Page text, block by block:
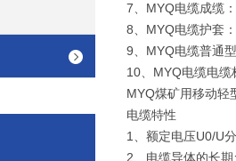
7、MYQ电缆成缆
8、MYQ电缆护套
9、MYQ电缆普通
10、MYQ电缆电
MYQ煤矿用移动轻
电缆特性
1、额定电压U0/U
2、电缆导体的长